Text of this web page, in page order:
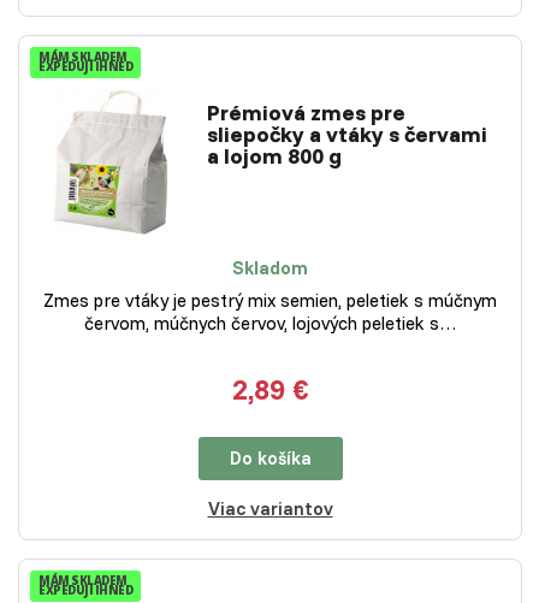
MÁM SKLADEM
EXPEDUJI IHNED
Prémiová zmes pre
sliepočky a vtáky s červami
a lojom 800 g
Skladom
Zmes pre vtáky je pestrý mix semien, peletiek s múčnym
červom, múčnych červov, lojových peletiek s…
2,89 €
Do košíka
Viac variantov
MÁM SKLADEM
EXPEDUJI IHNED